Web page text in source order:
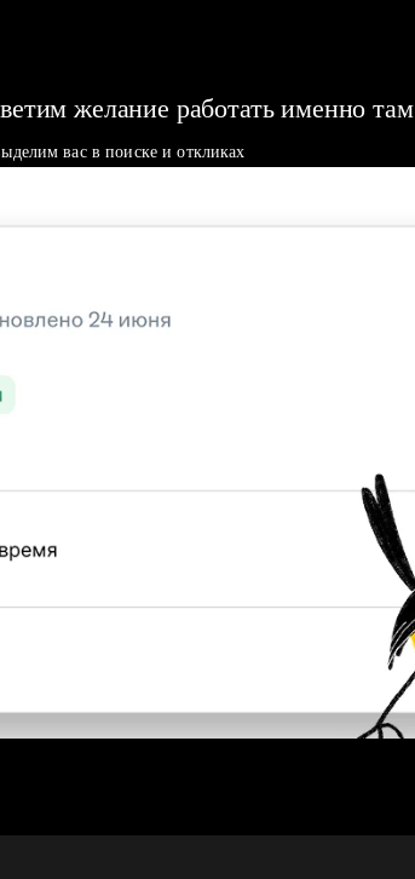
желание работать именно там
вас в поиске и откликах